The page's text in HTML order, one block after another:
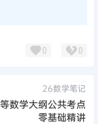
0 0
26数学笔记
数学大纲公共考点
零基础精讲